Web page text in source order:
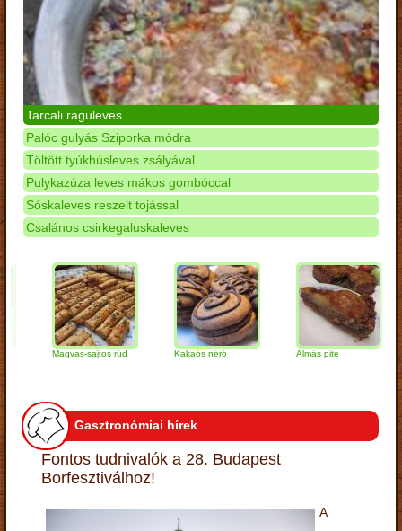
Tarcali raguleves
Palóc gulyás Sziporka módra
Töltött tyúkhúsleves zsályával
Pulykazúza leves mákos gombóccal
Sóskaleves reszelt tojással
Csalános csirkegaluskaleves
Magvas-sajtos rúd Kakaós néró Almás pite
Gasztronómiai hírek
Fontos tudnivalók a 28. Budapest
Borfesztiválhoz!
A